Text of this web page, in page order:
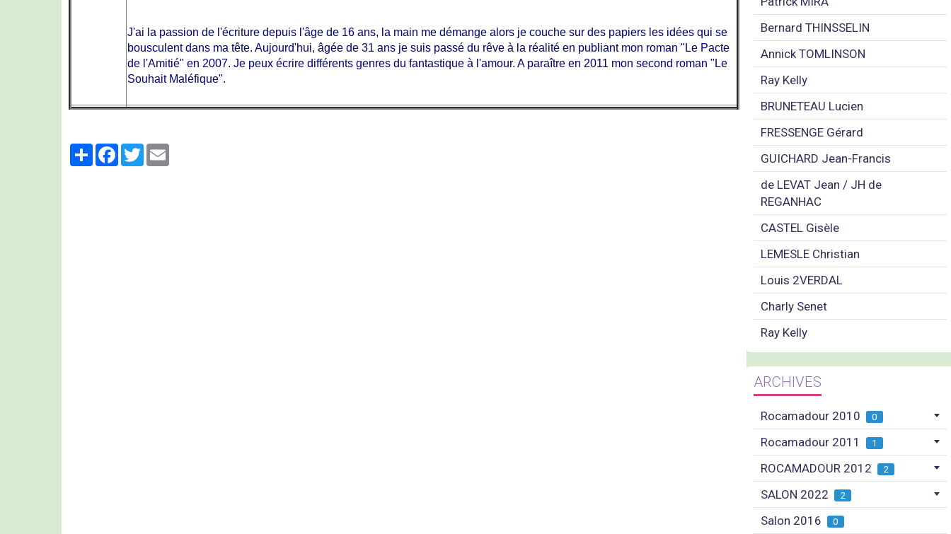
J'ai la passion de l'écriture depuis l'âge de 16 ans, la main me démange alors je couche sur des papiers les idées qui se
bousculent dans ma tête. Aujourd'hui, âgée de 31 ans je suis passé du rêve à la réalité en publiant mon roman "Le Pacte
de l'Amitié" en 2007. Je peux écrire différents genres du fantastique à l'amour. A paraître en 2011 mon second roman "Le
Souhait Maléfique".
PartagerFacebook
Twitter
Bernard THINSSELIN
Annick TOMLINSON
Ray Kelly
BRUNETEAU Lucien
FRESSENGE Gérard
GUICHARD Jean-Francis
de LEVAT Jean / JH de
REGANHAC
CASTEL Gisèle
LEMESLE Christian
Louis 2VERDAL
Charly Senet
Ray Kelly
ARCHIVES
Rocamadour 2010 0
Rocamadour 2011 1
ROCAMADOUR 2012 2
SALON 2022 2
Salon 2016 0